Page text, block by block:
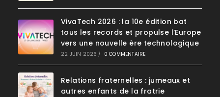
VivaTech 2026 : la 10e édition bat
tous les records et propulse l’Europe
vers une nouvelle ère technologique
22 JUIN 2026 / 0 COMMENTAIRE
Relations fraternelles : jumeaux et
autres enfants de la fratrie